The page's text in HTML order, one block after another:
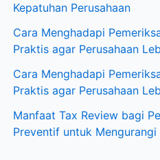
Kepatuhan Perusahaan
Cara Menghadapi
Praktis agar Perusahaan
Cara Menghadapi
Praktis agar Perusahaan
Manfaat Tax Review bagi
Preventif untuk Mengurangi